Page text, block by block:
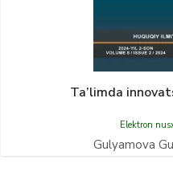
Ta’limda
Elektron
Gulyamova